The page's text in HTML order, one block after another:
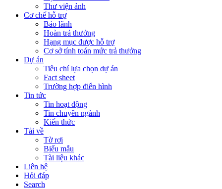
Thư viện ảnh
Cơ chế hỗ trợ
Bảo lãnh
Hoàn trả thưởng
Hạng mục được hỗ trợ
Cơ sở tính toán mức trả thưởng
Dự án
Tiêu chí lựa chọn dự án
Fact sheet
Trường hợp điển hình
Tin tức
Tin hoạt động
Tin chuyên ngành
Kiến thức
Tải về
Tờ rơi
Biểu mẫu
Tài liệu khác
Liên hệ
Hỏi đáp
Search